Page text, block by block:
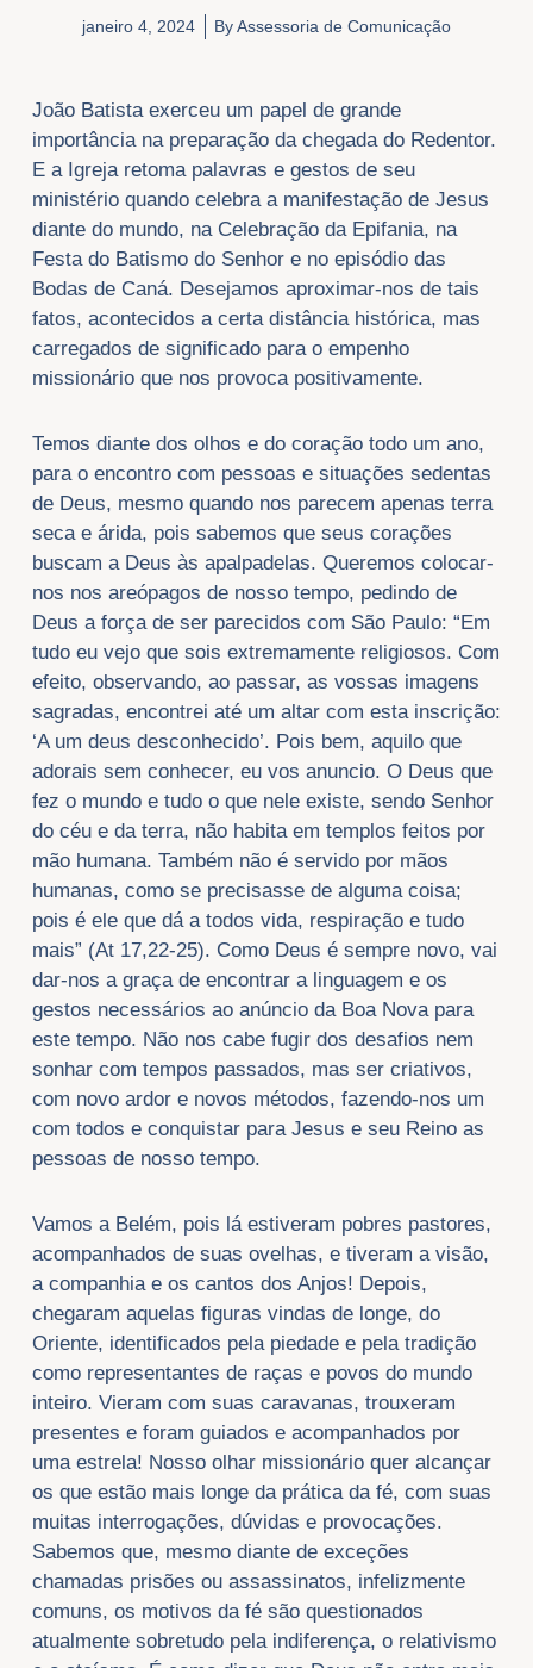
janeiro 4, 2024 ByAssessoria de Comunicação
​João Batista exerceu um papel de grande
importância na preparação da chegada do Redentor.
E a Igreja retoma palavras e gestos de seu
ministério quando celebra a manifestação de Jesus
diante do mundo, na Celebração da Epifania, na
Festa do Batismo do Senhor e no episódio das
Bodas de Caná. Desejamos aproximar-nos de tais
fatos, acontecidos a certa distância histórica, mas
carregados de significado para o empenho
missionário que nos provoca positivamente.
Temos diante dos olhos e do coração todo um ano,
para o encontro com pessoas e situações sedentas
de Deus, mesmo quando nos parecem apenas terra
seca e árida, pois sabemos que seus corações
buscam a Deus às apalpadelas. Queremos colocar-
nos nos areópagos de nosso tempo, pedindo de
Deus a força de ser parecidos com São Paulo: “Em
tudo eu vejo que sois extremamente religiosos. Com
efeito, observando, ao passar, as vossas imagens
sagradas, encontrei até um altar com esta inscrição:
‘A um deus desconhecido’. Pois bem, aquilo que
adorais sem conhecer, eu vos anuncio. O Deus que
fez o mundo e tudo o que nele existe, sendo Senhor
do céu e da terra, não habita em templos feitos por
mão humana. Também não é servido por mãos
humanas, como se precisasse de alguma coisa;
pois é ele que dá a todos vida, respiração e tudo
mais” (At 17,22-25). Como Deus é sempre novo, vai
dar-nos a graça de encontrar a linguagem e os
gestos necessários ao anúncio da Boa Nova para
este tempo. Não nos cabe fugir dos desafios nem
sonhar com tempos passados, mas ser criativos,
com novo ardor e novos métodos, fazendo-nos um
com todos e conquistar para Jesus e seu Reino as
pessoas de nosso tempo.
Vamos a Belém, pois lá estiveram pobres pastores,
acompanhados de suas ovelhas, e tiveram a visão,
a companhia e os cantos dos Anjos! Depois,
chegaram aquelas figuras vindas de longe, do
Oriente, identificados pela piedade e pela tradição
como representantes de raças e povos do mundo
inteiro. Vieram com suas caravanas, trouxeram
presentes e foram guiados e acompanhados por
uma estrela! Nosso olhar missionário quer alcançar
os que estão mais longe da prática da fé, com suas
muitas interrogações, dúvidas e provocações.
Sabemos que, mesmo diante de exceções
chamadas prisões ou assassinatos, infelizmente
comuns, os motivos da fé são questionados
atualmente sobretudo pela indiferença, o relativismo